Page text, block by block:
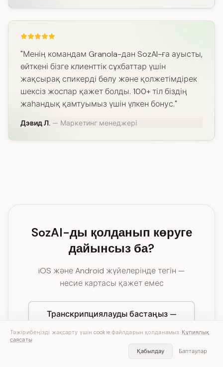
"Менің командам Granola-дан SozAI-ға ауысты,
өйткені бізге клиенттік сұхбаттар үшін
жақсырақ спикерді бөлу және қолжетімдірек
шексіз жоспар қажет болды. 100+ тіл біздің
жаһандық қамтуымыз үшін үлкен бонус."
Дэвид Л. — Маркетинг менеджері
SozAI-ды қолданып көруге
дайынсыз ба?
iOS және Android жүйелерінде тегін —
несие картасы қажет емес
Транскрипциялауды бастаңыз —
Тәжірибеңізді жақсарту үшін cookie файлдарын қолданамыз. Құпиялық
саясаты
Қабылдау
Баптаулар